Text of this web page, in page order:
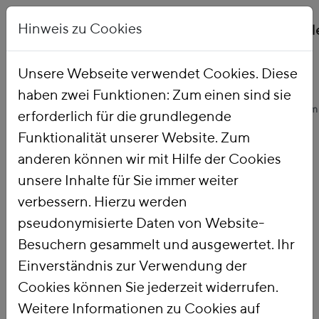
Startseite Unsere Arbeit Themen Ökologische Finanzreform
Ökologische
Finanzreform
Mit einer
Ökologischen
Finanzreform
nutzen wir die Steuer-
Hinweis zu Cookies
Unsere Webseite verwendet Cookies. Diese
haben zwei Funktionen: Zum einen sind sie
erforderlich für die grundlegende
Funktionalität unserer Website. Zum
anderen können wir mit Hilfe der Cookies
unsere Inhalte für Sie immer weiter
verbessern. Hierzu werden
pseudonymisierte Daten von Website-
Besuchern gesammelt und ausgewertet. Ihr
Einverständnis zur Verwendung der
Cookies können Sie jederzeit widerrufen.
Weitere Informationen zu Cookies auf